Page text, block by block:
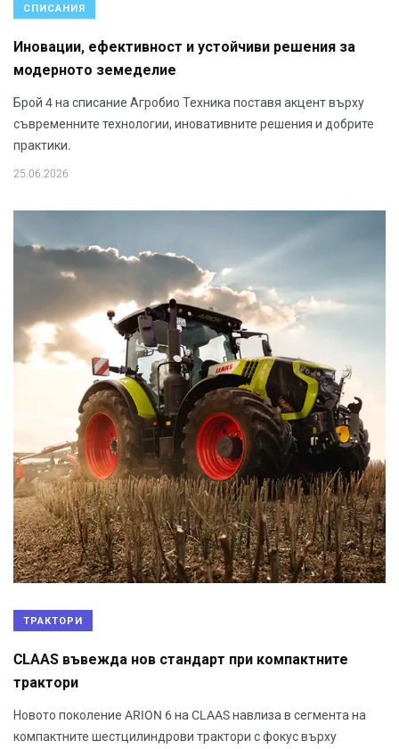
СПИСАНИЯ
Иновации, ефективност и устойчиви решения за
модерното земеделие
Брой 4 на списание Агробио Техника поставя акцент върху
съвременните технологии, иновативните решения и добрите
практики.
25.06.2026
ТРАКТОРИ
CLAAS въвежда нов стандарт при компактните
трактори
Новото поколение ARION 6 на CLAAS навлиза в сегмента на
компактните шестцилиндрови трактори с фокус върху